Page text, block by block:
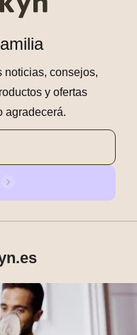
noticias, consejos,
y ofertas
agradecerá.